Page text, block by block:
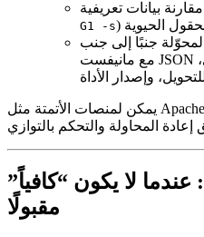
G1 -s
جنبًا إلى جنب
مع مانيفست JSON يحتوي على المجموع الاختباري،
لا يكون “كافياً”
مقبولًا